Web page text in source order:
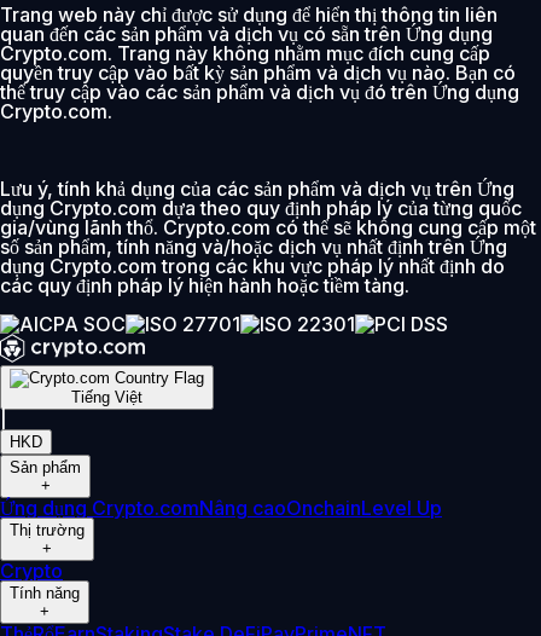
Trang web này chỉ được sử dụng để hiển thị thông tin liên
quan đến các sản phẩm và dịch vụ có sẵn trên Ứng dụng
Crypto.com. Trang này không nhằm mục đích cung cấp
quyền truy cập vào bất kỳ sản phẩm và dịch vụ nào. Bạn có
thể truy cập vào các sản phẩm và dịch vụ đó trên Ứng dụng
Crypto.com.
Lưu ý, tính khả dụng của các sản phẩm và dịch vụ trên Ứng
dụng Crypto.com dựa theo quy định pháp lý của từng quốc
gia/vùng lãnh thổ. Crypto.com có thể sẽ không cung cấp một
số sản phẩm, tính năng và/hoặc dịch vụ nhất định trên Ứng
dụng Crypto.com trong các khu vực pháp lý nhất định do
các quy định pháp lý hiện hành hoặc tiềm tàng.
Tiếng Việt
HKD
Sản phẩm
+
Ứng dụng Crypto.comNâng caoOnchainLevel Up
Thị trường
+
Crypto
Tính năng
+